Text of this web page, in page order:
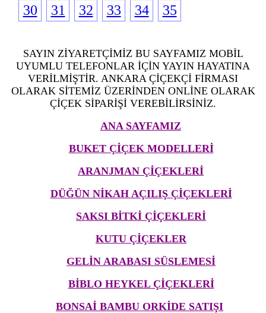
30
31 32 33 34 35
SAYIN ZİYARETÇİMİZ BU SAYFAMIZ MOBİL
UYUMLU TELEFONLAR İÇİN YAYIN HAYATINA
VERİLMİŞTİR. ANKARA ÇİÇEKÇİ FİRMASI
OLARAK SİTEMİZ ÜZERİNDEN ONLİNE OLARAK
ÇİÇEK SİPARİŞİ VEREBİLİRSİNİZ.
ANA SAYFAMIZ
BUKET ÇİÇEK MODELLERİ
ARANJMAN ÇİÇEKLERİ
DÜĞÜN NİKAH AÇILIŞ ÇİÇEKLERİ
SAKSI BİTKİ ÇİÇEKLERİ
KUTU ÇİÇEKLER
GELİN ARABASI SÜSLEMESİ
BİBLO HEYKEL ÇİÇEKLERİ
BONSAİ BAMBU ORKİDE SATIŞI